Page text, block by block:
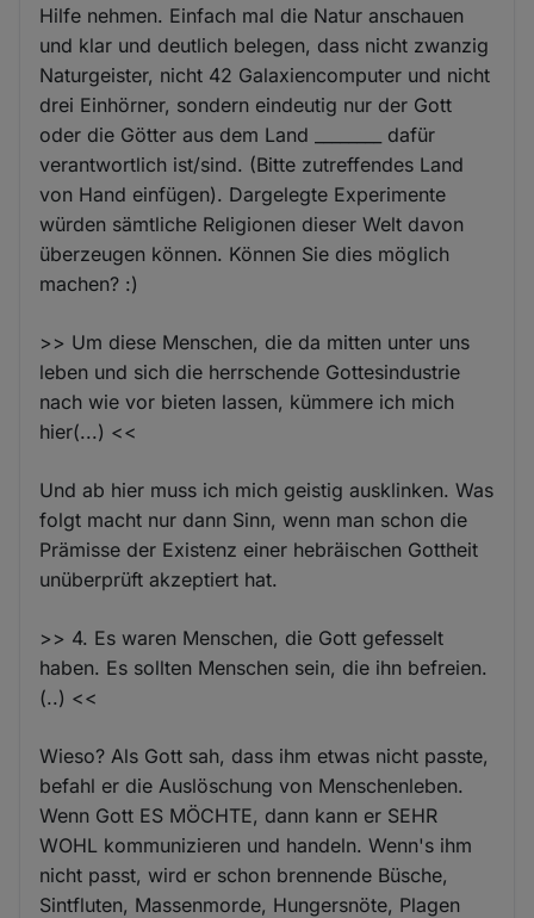
Hilfe nehmen. Einfach mal die Natur anschauen
und klar und deutlich belegen, dass nicht zwanzig
Naturgeister, nicht 42 Galaxiencomputer und nicht
drei Einhörner, sondern eindeutig nur der Gott
oder die Götter aus dem Land ________ dafür
verantwortlich ist/sind. (Bitte zutreffendes Land
von Hand einfügen). Dargelegte Experimente
würden sämtliche Religionen dieser Welt davon
überzeugen können. Können Sie dies möglich
machen? :)
>> Um diese Menschen, die da mitten unter uns
leben und sich die herrschende Gottesindustrie
nach wie vor bieten lassen, kümmere ich mich
hier(...) <<
Und ab hier muss ich mich geistig ausklinken. Was
folgt macht nur dann Sinn, wenn man schon die
Prämisse der Existenz einer hebräischen Gottheit
unüberprüft akzeptiert hat.
>> 4. Es waren Menschen, die Gott gefesselt
haben. Es sollten Menschen sein, die ihn befreien.
(..) <<
Wieso? Als Gott sah, dass ihm etwas nicht passte,
befahl er die Auslöschung von Menschenleben.
Wenn Gott ES MÖCHTE, dann kann er SEHR
WOHL kommunizieren und handeln. Wenn's ihm
nicht passt, wird er schon brennende Büsche,
Sintfluten, Massenmorde, Hungersnöte, Plagen